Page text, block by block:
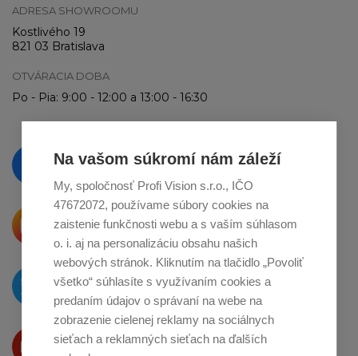
ADRESA SHOWROOMU
Kostlivého 19
821 03 Bratislava
OTVÁRACIA DOBA
Po - Pia: 9:00 - 12:00 a 13:00 - 16:30
Vzdelávajte se a sledujte nás
Krásne produkty si priamo hovoria
o zdieľanie naInstagrame
O novinkách píšeme
na Twitteri
Produkty Vám predstavujeme
Na vašom súkromí nám záleží
My, spoločnosť Profi Vision s.r.o., IČO
47672072, používame súbory cookies na
zaistenie funkčnosti webu a s vaším súhlasom
o. i. aj na personalizáciu obsahu našich
webových stránok. Kliknutím na tlačidlo „Povoliť
všetko“ súhlasíte s využívaním cookies a
predaním údajov o správaní na webe na
zobrazenie cielenej reklamy na sociálnych
sieťach a reklamných sieťach na ďalších